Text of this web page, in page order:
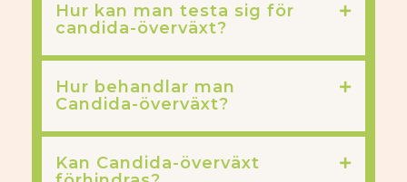
Hur kan man testa sig för
candida-överväxt?
Hur behandlar man
Candida-överväxt?
Kan Candida-överväxt